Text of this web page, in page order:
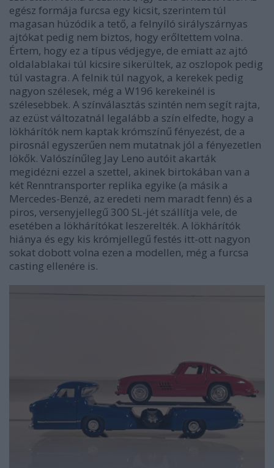
egész formája furcsa egy kicsit, szerintem túl
magasan húzódik a tető, a felnyíló sirályszárnyas
ajtókat pedig nem biztos, hogy erőltettem volna.
Értem, hogy ez a típus védjegye, de emiatt az ajtó
oldalablakai túl kicsire sikerültek, az oszlopok pedig
túl vastagra. A felnik túl nagyok, a kerekek pedig
nagyon szélesek, még a W196 kerekeinél is
szélesebbek. A színválasztás szintén nem segít rajta,
az ezüst változatnál legalább a szín elfedte, hogy a
lökhárítók nem kaptak krómszínű fényezést, de a
pirosnál egyszerűen nem mutatnak jól a fényezetlen
lökők. Valószínűleg Jay Leno autóit akarták
megidézni ezzel a szettel, akinek birtokában van a
két Renntransporter replika egyike (a másik a
Mercedes-Benzé, az eredeti nem maradt fenn) és a
piros, versenyjellegű 300 SL-jét szállítja vele, de
esetében a lökhárítókat leszerelték. A lökhárítók
hiánya és egy kis krómjellegű festés itt-ott nagyon
sokat dobott volna ezen a modellen, még a furcsa
casting ellenére is.